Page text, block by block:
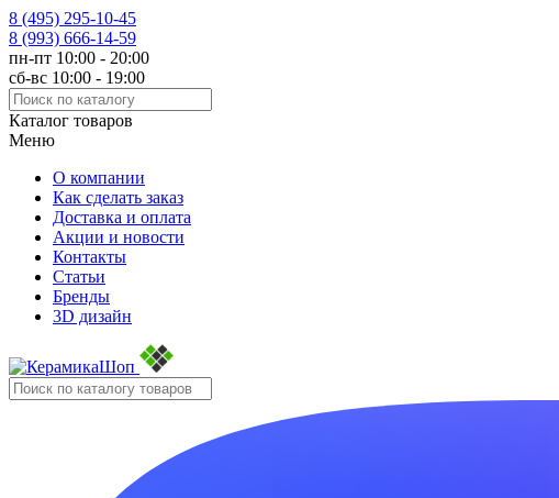
8 (495) 295-10-45
8 (993) 666-14-59
пн-пт 10:00 - 20:00
сб-вс 10:00 - 19:00
Каталог товаров
Меню
О компании
Как сделать заказ
Доставка и оплата
Акции и новости
Контакты
Статьи
Бренды
3D дизайн